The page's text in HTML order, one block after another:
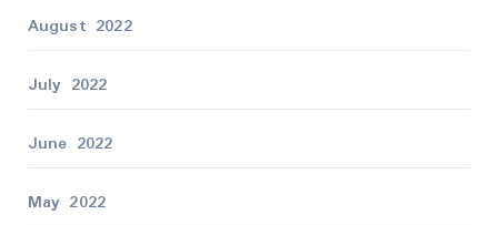
August 2022
July 2022
June 2022
May 2022